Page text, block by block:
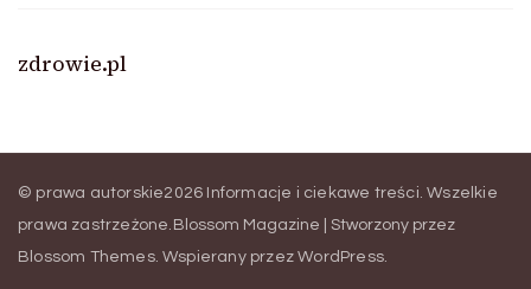
zdrowie.pl
© prawa autorskie2026 Informacje i ciekawe treści. Wszelkie
prawa zastrzeżone. Blossom Magazine | Stworzony przez
Blossom Themes. Wspierany przezWordPress.